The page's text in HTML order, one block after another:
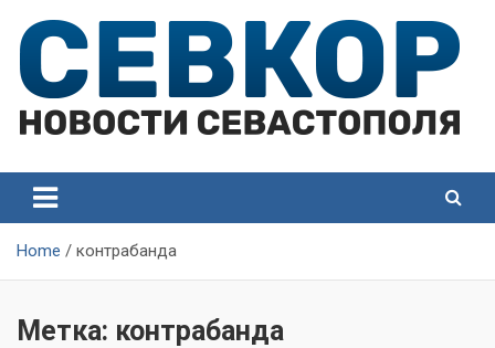
content
Севастополя
Севастополя
Home контрабанда
Метка: контрабанда